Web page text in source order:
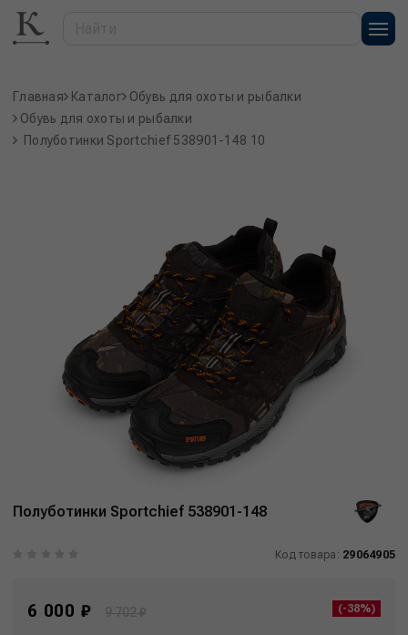
Главная Каталог Обувь для охоты и рыбалки
Обувь для охоты и рыбалки
Полуботинки Sportchief 538901-148 10
Полуботинки Sportchief 538901-148
Код товара: 29064905
6 000 ₽ (-38%)